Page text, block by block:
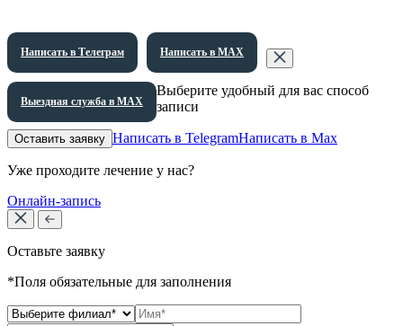
Написать в Телеграм Написать в МАХ
Выездная служба в МАХ
Выберите удобный для вас способ
записи
Оставить заявку Написать в TelegramНаписать в Max
Уже проходите лечение у нас?
Онлайн-запись
Оставьте заявку
*Поля обязательные для заполнения